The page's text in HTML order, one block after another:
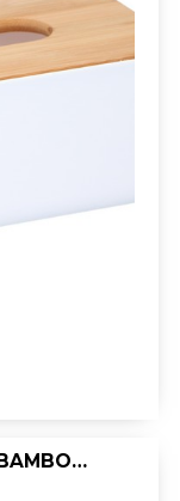
TISSUEBOX ALPINA 16X15X10CM BAMBOE/WIT